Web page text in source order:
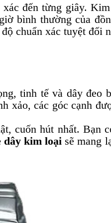
đến từng giây.
bình thường của
chuẩn xác tuyệt đối
tinh tế và dây đeo
xảo, các góc cạnh
cuốn hút nhất. Bạn
dây kim loại sẽ mang